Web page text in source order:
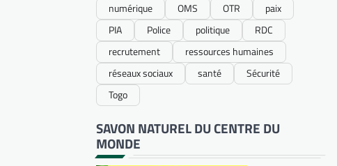
numérique
OMS OTR
paix
PIA
Police politique
RDC
recrutement
ressources humaines
réseaux sociaux
santé
Sécurité
Togo
SAVON NATUREL DU CENTRE DU
MONDE